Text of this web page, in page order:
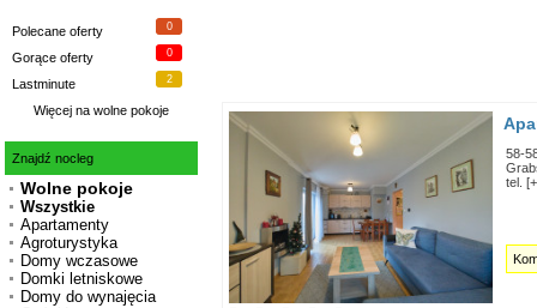
Polecane oferty 0
Gorące oferty 0
Lastminute 2
Więcej na wolne pokoje
Znajdź nocleg
Wolne pokoje
Wszystkie
Apartamenty
Agroturystyka
Domy wczasowe
Domki letniskowe
Domy do wynajęcia
58-
tel.